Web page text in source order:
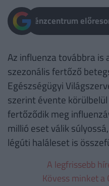
Pénzcentrum
Az influenza továbbra is
szezonális fertőző
Egészségügyi
szerint évente
fertőződik meg
millió eset válik
légúti haláleset is
A legfrissebb
Kövess minket a